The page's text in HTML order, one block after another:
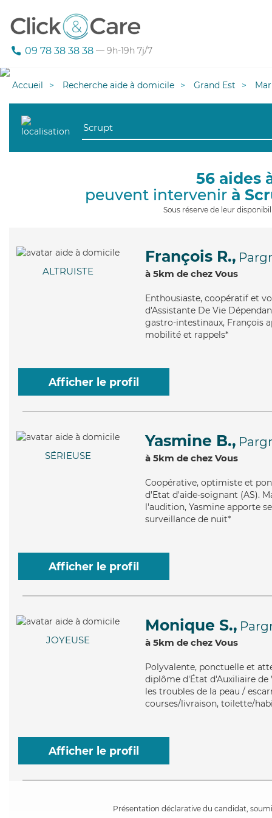
09 78 38 38 38 — 9h-19h 7j/7
Accueil Recherche aide à domicile Grand Est
56 aides
peuvent intervenir à
Sous réserve de leur
ALTRUISTE
François R.,
à 5km de chez Vous
Enthousiaste, coopératif et
d'Assistante De Vie
gastro-intestinaux, François
mobilité et rappels*
Afficher le profil
SÉRIEUSE
Yasmine B.,
à 5km de chez Vous
Coopérative, optimiste et
d'Etat d'aide-soignant (AS).
l'audition, Yasmine apporte
surveillance de nuit*
Afficher le profil
JOYEUSE
Monique S.,
à 5km de chez Vous
Polyvalente, ponctuelle et
diplôme d'État d'Auxiliaire de
les troubles de la peau /
courses/livraison, toilette/
Afficher le profil
Présentation déclarative du candidat,